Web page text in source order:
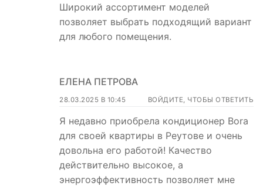
Широкий ассортимент моделей
позволяет выбрать подходящий вариант
для любого помещения.
ЕЛЕНА ПЕТРОВА
28.03.2025 В 10:45 ВОЙДИТЕ, ЧТОБЫ ОТВЕТИТЬ
Я недавно приобрела кондиционер Bora
для своей квартиры в Реутове и очень
довольна его работой! Качество
действительно высокое, а
энергоэффективность позволяет мне